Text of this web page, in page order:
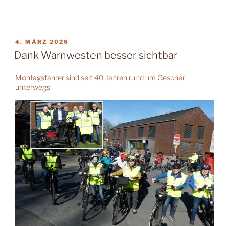
VERÖFFENTLICHT
AM
4. MÄRZ 2026
Dank Warnwesten besser sichtbar
Montagsfahrer sind seit 40 Jahren rund um Gescher
unterwegs